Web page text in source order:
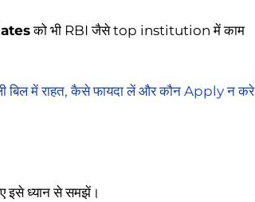
को भी RBI जैसे top institution में काम
में राहत, कैसे फायदा लें और कौन Apply न करे
इसे ध्यान से समझें।